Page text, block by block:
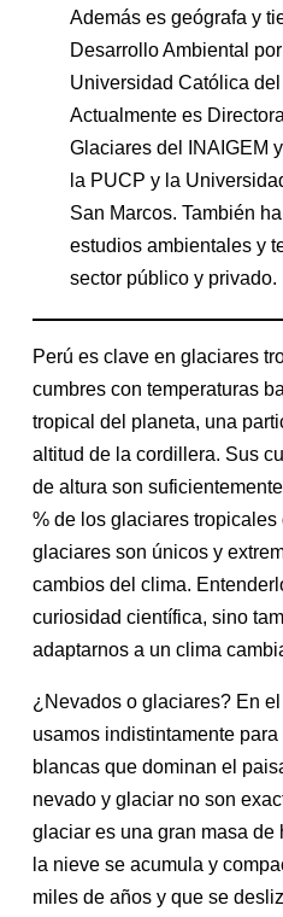
Además es geógrafa y
Desarrollo Ambiental
Universidad Católica
Actualmente es
Glaciares del INAIGEM
la PUCP y la
San Marcos. También
estudios ambientales y
sector público y privado.
Perú es clave en glaciares
cumbres con temperaturas
tropical del planeta, una
altitud de la cordillera. Sus
de altura son
% de los glaciares tropicales
glaciares son únicos y
cambios del clima.
curiosidad científica, sino
adaptarnos a un clima
¿Nevados o glaciares? En
usamos indistintamente
blancas que dominan el
nevado y glaciar no son
glaciar es una gran masa
la nieve se acumula y
miles de años y que se